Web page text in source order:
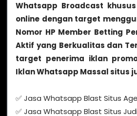
Whatsapp Broadcast
online dengan target
Nomor HP Member Betting
Aktif yang Berkualitas dan
target penerima iklan
Iklan Whatsapp Massal situs
✅ Jasa Whatsapp Blast Situs
✅ Jasa Whatsapp Blast Situs